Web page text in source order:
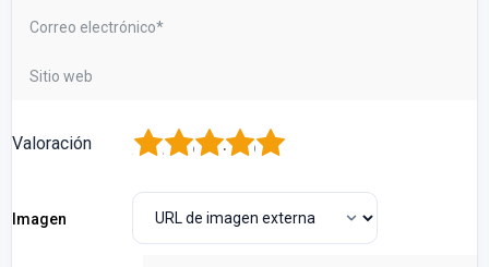
Valoración 5
4
3
2
Imagen